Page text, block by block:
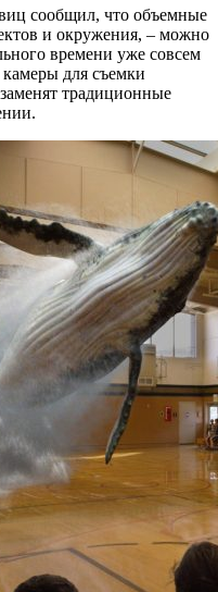
сообщил, что объемные
и окружения, – можно
времени уже совсем
камеры для съемки
традиционные